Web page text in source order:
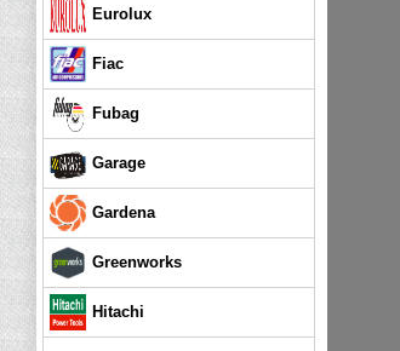
Eurolux
Fiac
Fubag
Garage
Gardena
Greenworks
Hitachi